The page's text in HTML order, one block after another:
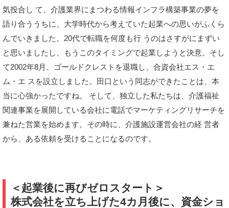
気投合し て、介護業界にまつわる情報インフラ構築事業の夢を
語り合ううちに、大学時代から考えていた起業への思いがふくら
んでいきました。20代で転職を何度も行 うのはさすがにまずい
と思いましたし、もうこのタイミングで起業しようと決意。そし
て2002年8月、ゴールドクレストを退職し、合資会社エス・エ
ム・エ スを設立しました。田口という同志ができたことは、本
当に心強かったですね。 そして、独立した私たちは、介護福祉
関連事業を展開している会社に電話でマーケティングリサーチを
兼ねた営業を始めます。その時に、介護施設運営会社の経 営者
から、ある依頼を受けることになるのです。
＜起業後に再びゼロスタート＞
株式会社を立ち上げた4カ月後に、資金ショ